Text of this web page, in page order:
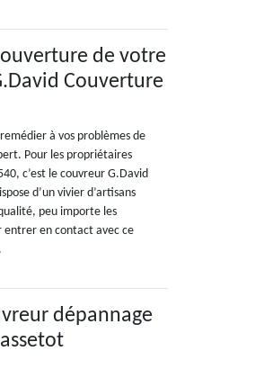
de votre
Couverture
à vos problèmes de
Pour les propriétaires
c’est le couvreur G.David
d’un vivier d’artisans
peu importe les
entrer en contact avec ce
dépannage